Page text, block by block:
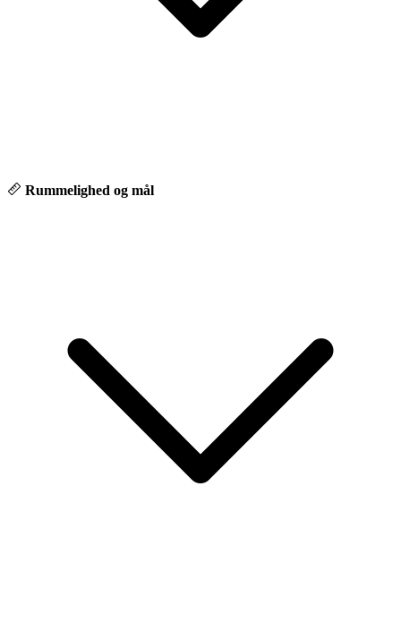
Rummelighed og mål